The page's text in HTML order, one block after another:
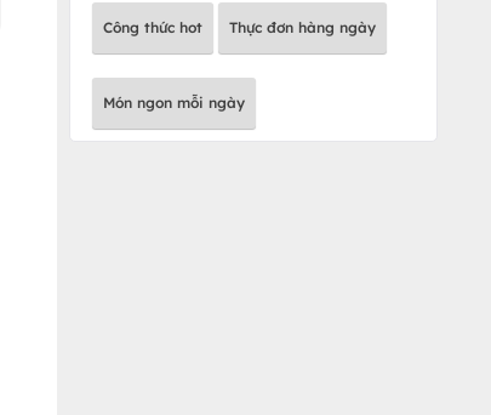
Công thức hot Thực đơn hàng ngày
Món ngon mỗi ngày